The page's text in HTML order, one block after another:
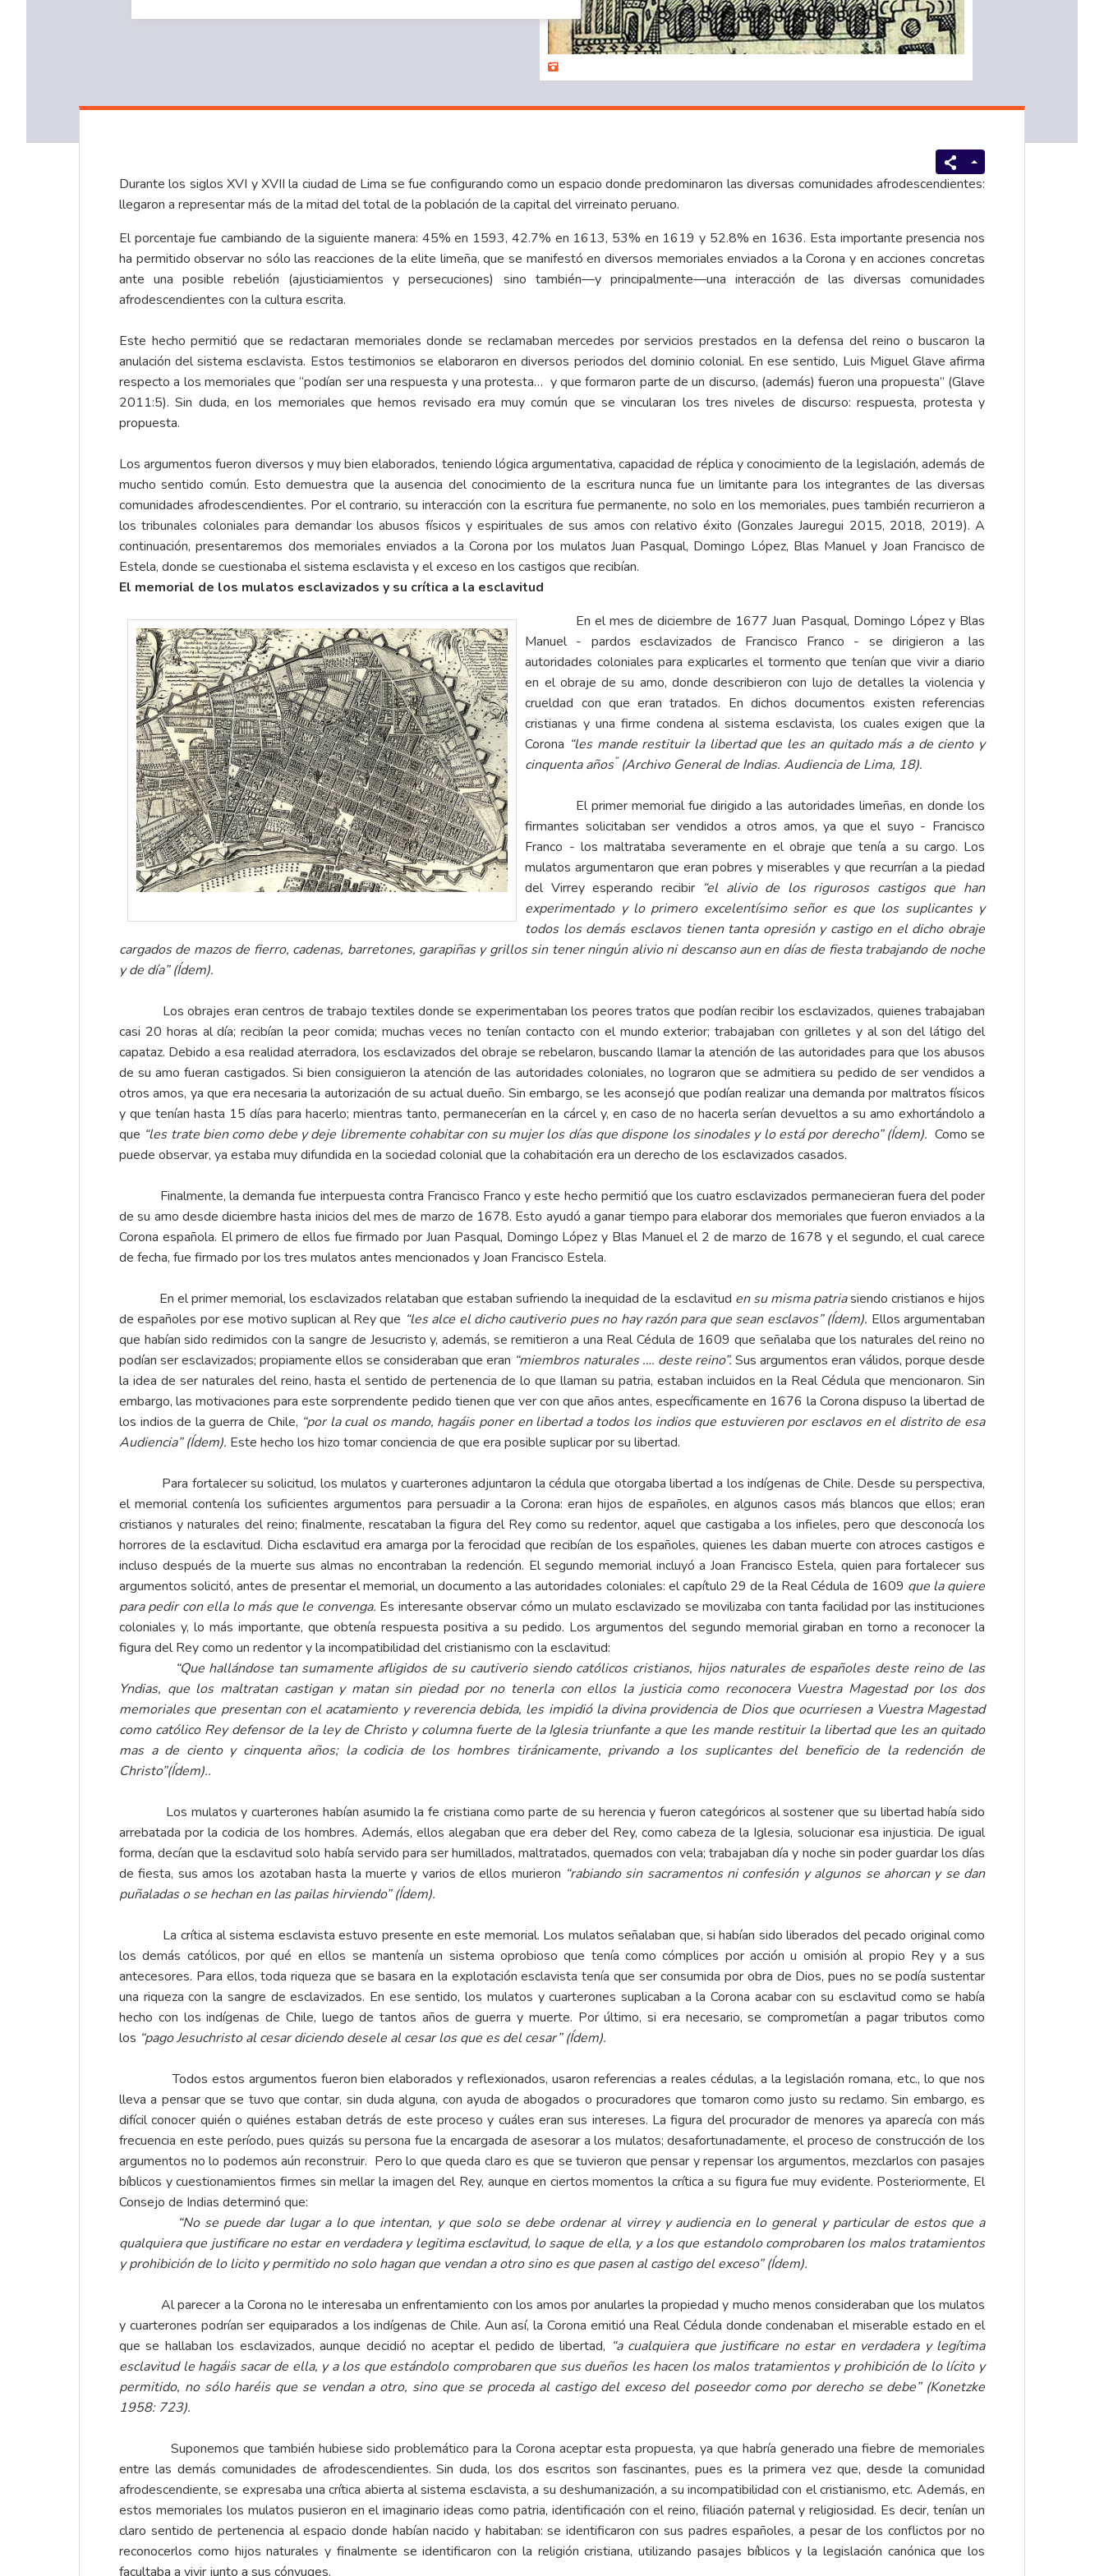
Durante los siglos XVI y XVII la ciudad de Lima se fue configurando como un espacio donde predominaron las diversas comunidades afrodescendientes:
llegaron a representar más de la mitad del total de la población de la capital del virreinato peruano.
El porcentaje fue cambiando de la siguiente manera: 45% en 1593, 42.7% en 1613, 53% en 1619 y 52.8% en 1636. Esta importante presencia nos
ha permitido observar no sólo las reacciones de la elite limeña, que se manifestó en diversos memoriales enviados a la Corona y en acciones concretas
ante una posible rebelión (ajusticiamientos y persecuciones) sino también—y principalmente—una interacción de las diversas comunidades
afrodescendientes con la cultura escrita.
Este hecho permitió que se redactaran memoriales donde se reclamaban mercedes por servicios prestados en la defensa del reino o buscaron la
anulación del sistema esclavista. Estos testimonios se elaboraron en diversos periodos del dominio colonial. En ese sentido, Luis Miguel Glave afirma
respecto a los memoriales que “podían ser una respuesta y una protesta… y que formaron parte de un discurso, (además) fueron una propuesta” (Glave
2011:5). Sin duda, en los memoriales que hemos revisado era muy común que se vincularan los tres niveles de discurso: respuesta, protesta y
propuesta.
Los argumentos fueron diversos y muy bien elaborados, teniendo lógica argumentativa, capacidad de réplica y conocimiento de la legislación, además de
mucho sentido común. Esto demuestra que la ausencia del conocimiento de la escritura nunca fue un limitante para los integrantes de las diversas
comunidades afrodescendientes. Por el contrario, su interacción con la escritura fue permanente, no solo en los memoriales, pues también recurrieron a
los tribunales coloniales para demandar los abusos físicos y espirituales de sus amos con relativo éxito (Gonzales Jauregui 2015, 2018, 2019). A
continuación, presentaremos dos memoriales enviados a la Corona por los mulatos Juan Pasqual, Domingo López, Blas Manuel y Joan Francisco de
Estela, donde se cuestionaba el sistema esclavista y el exceso en los castigos que recibían.
El memorial de los mulatos esclavizados y su crítica a la esclavitud
En el mes de diciembre de 1677Juan Pasqual, Domingo López y Blas
Manuel- pardos esclavizados de Francisco Franco - se dirigieron a las
autoridades coloniales para explicarles el tormento que tenían que vivir a diario
en el obraje de su amo, donde describieron con lujo de detalles la violencia y
crueldad con que eran tratados. En dichos documentos existen referencias
cristianas y una firme condena al sistema esclavista, los cuales exigen que la
Corona “les mande restituir la libertad que les an quitado más a de ciento y
cinquenta años” (Archivo General de Indias. Audiencia de Lima, 18).
El primer memorial fue dirigido a las autoridades limeñas, en donde los
firmantes solicitaban ser vendidos a otros amos, ya que el suyo - Francisco
Franco - los maltrataba severamente en el obraje que tenía a su cargo. Los
mulatos argumentaron que eran pobres y miserables y que recurrían a la piedad
del Virrey esperando recibir “el alivio de los rigurosos castigos que han
experimentado y lo primero excelentísimo señor es que los suplicantes y
todos los demás esclavos tienen tanta opresión y castigo en el dicho obraje
cargados de mazos de fierro, cadenas, barretones, garapiñas y grillos sin tener ningún alivio ni descanso aun en días de fiesta trabajando de noche
y de día” (Ídem).
Los obrajes eran centros de trabajo textiles donde se experimentaban los peores tratos que podían recibir los esclavizados, quienes trabajaban
casi 20 horas al día; recibían la peor comida; muchas veces no tenían contacto con el mundo exterior; trabajaban con grilletes y al son del látigo del
capataz. Debido a esa realidad aterradora, los esclavizados del obraje se rebelaron, buscando llamar la atención de las autoridades para que los abusos
de su amo fueran castigados. Si bien consiguieron la atención de las autoridades coloniales, no lograron que se admitiera su pedido de ser vendidos a
otros amos, ya que era necesaria la autorización de su actual dueño. Sin embargo, se les aconsejó que podían realizar una demanda por maltratos físicos
y que tenían hasta 15 días para hacerlo; mientras tanto, permanecerían en la cárcel y, en caso de no hacerla serían devueltos a su amo exhortándolo a
que “les trate bien como debe y deje libremente cohabitar con su mujer los días que dispone los sinodales y lo está por derecho” (Ídem). Como se
puede observar, ya estaba muy difundida en la sociedad colonial que la cohabitación era un derecho de los esclavizados casados.
Finalmente, la demanda fue interpuesta contra Francisco Franco y este hecho permitió que los cuatro esclavizados permanecieran fuera del poder
de su amo desde diciembre hasta inicios del mes de marzo de 1678. Esto ayudó a ganar tiempo para elaborar dos memoriales que fueron enviados a la
Corona española. El primero de ellos fue firmado por Juan Pasqual, Domingo López y Blas Manuel el 2 de marzo de 1678 y el segundo, el cual carece
de fecha, fue firmado por los tres mulatos antes mencionados y Joan Francisco Estela.
En el primer memorial, los esclavizados relataban que estaban sufriendo la inequidad de la esclavitud en su misma patriasiendo cristianos e hijos
de españoles por ese motivo suplican al Rey que “les alce el dicho cautiverio pues no hay razón para que sean esclavos”(Ídem). Ellos argumentaban
que habían sido redimidos con la sangre de Jesucristo y, además, se remitieron a una Real Cédula de 1609 que señalaba que los naturales del reino no
podían ser esclavizados; propiamente ellos se consideraban que eran “miembros naturales …. deste reino”. Sus argumentos eran válidos, porque desde
la idea de ser naturales del reino, hasta el sentido de pertenencia de lo que llaman su patria, estaban incluidos en la Real Cédula que mencionaron. Sin
embargo, las motivaciones para este sorprendente pedido tienen que ver con que años antes, específicamente en 1676 la Corona dispuso la libertad de
los indios de la guerra de Chile, “por la cual os mando, hagáis poner en libertad a todos los indios que estuvieren por esclavos en el distrito de esa
Audiencia”(Ídem). Este hecho los hizo tomar conciencia de que era posible suplicar por su libertad.
Para fortalecer su solicitud, los mulatos y cuarterones adjuntaron la cédula que otorgaba libertad a los indígenas de Chile. Desde su perspectiva,
el memorial contenía los suficientes argumentos para persuadir a la Corona: eran hijos de españoles, en algunos casos más blancos que ellos; eran
cristianos y naturales del reino; finalmente, rescataban la figura del Rey como su redentor, aquel que castigaba a los infieles, pero que desconocía los
horrores de la esclavitud. Dicha esclavitud era amarga por la ferocidad que recibían de los españoles, quienes les daban muerte con atroces castigos e
incluso después de la muerte sus almas no encontraban la redención. El segundo memorial incluyó a Joan Francisco Estela, quien para fortalecer sus
argumentos solicitó, antes de presentar el memorial, un documento a las autoridades coloniales: el capítulo 29 de la Real Cédula de 1609 que la quiere
para pedir con ella lo más que le convenga. Es interesante observar cómo un mulato esclavizado se movilizaba con tanta facilidad por las instituciones
coloniales y, lo más importante, que obtenía respuesta positiva a su pedido. Los argumentos del segundo memorial giraban en torno a reconocer la
figura del Rey como un redentor y la incompatibilidad del cristianismo con la esclavitud:
“Que hallándose tan sumamente afligidos de su cautiverio siendo católicos cristianos, hijos naturales de españoles deste reino de las
Yndias, que los maltratan castigan y matan sin piedad por no tenerla con ellos la justicia como reconocera Vuestra Magestad por los dos
memoriales que presentan con el acatamiento y reverencia debida, les impidió la divina providencia de Dios que ocurriesen a Vuestra Magestad
como católico Rey defensor de la ley de Christo y columna fuerte de la Iglesia triunfante a que les mande restituir la libertad que les an quitado
mas a de ciento y cinquenta años; la codicia de los hombres tiránicamente, privando a los suplicantes del beneficio de la redención de
Christo”(Ídem)..
Los mulatos y cuarterones habían asumido la fe cristiana como parte de su herencia y fueron categóricos al sostener que su libertad había sido
arrebatada por la codicia de los hombres. Además, ellos alegaban que era deber del Rey, como cabeza de la Iglesia, solucionar esa injusticia. De igual
forma, decían que la esclavitud solo había servido para ser humillados, maltratados, quemados con vela; trabajaban día y noche sin poder guardar los días
de fiesta, sus amos los azotaban hasta la muerte y varios de ellos murieron “rabiando sin sacramentos ni confesión y algunos se ahorcan y se dan
puñaladas o se hechan en las pailas hirviendo” (Ídem).
La crítica al sistema esclavista estuvo presente en este memorial. Los mulatos señalaban que, si habían sido liberados del pecado original como
los demás católicos, por qué en ellos se mantenía un sistema oprobioso que tenía como cómplices por acción u omisión al propio Rey y a sus
antecesores. Para ellos, toda riqueza que se basara en la explotación esclavista tenía que ser consumida por obra de Dios, pues no se podía sustentar
una riqueza con la sangre de esclavizados. En ese sentido, los mulatos y cuarterones suplicaban a la Corona acabar con su esclavitud como se había
hecho con los indígenas de Chile, luego de tantos años de guerra y muerte. Por último, si era necesario, se comprometían a pagar tributos como
los “pago Jesuchristo al cesar diciendo desele al cesar los que es del cesar” (Ídem).
Todos estos argumentos fueron bien elaborados y reflexionados, usaron referencias a reales cédulas, a la legislación romana, etc., lo que nos
lleva a pensar que se tuvo que contar, sin duda alguna, con ayuda de abogados o procuradores que tomaron como justo su reclamo. Sin embargo, es
difícil conocer quién o quiénes estaban detrás de este proceso y cuáles eran sus intereses. La figura del procurador de menores ya aparecía con más
frecuencia en este período, pues quizás su persona fue la encargada de asesorar a los mulatos; desafortunadamente, el proceso de construcción de los
argumentos no lo podemos aún reconstruir. Pero lo que queda claro es que se tuvieron que pensar y repensar los argumentos, mezclarlos con pasajes
bíblicos y cuestionamientos firmes sin mellar la imagen del Rey, aunque en ciertos momentos la crítica a su figura fue muy evidente. Posteriormente, El
Consejo de Indias determinó que:
“No se puede dar lugar a lo que intentan, y que solo se debe ordenar al virrey y audiencia en lo general y particular de estos que a
qualquiera que justificare no estar en verdadera y legitima esclavitud, lo saque de ella, y a los que estandolo comprobaren los malos tratamientos
y prohibición de lo licito y permitido no solo hagan que vendan a otro sino es que pasen al castigo del exceso” (Ídem).
Al parecer a la Corona no le interesaba un enfrentamiento con los amos por anularles la propiedad y mucho menos consideraban que los mulatos
y cuarterones podrían ser equiparados a los indígenas de Chile. Aun así, la Corona emitió una Real Cédula donde condenaban el miserable estado en el
que se hallaban los esclavizados, aunque decidió no aceptar el pedido de libertad, “a cualquiera que justificare no estar en verdadera y legítima
esclavitud le hagáis sacar de ella, y a los que estándolo comprobaren que sus dueños les hacen los malos tratamientos y prohibición de lo lícito y
permitido, no sólo haréis que se vendan a otro, sino que se proceda al castigo del exceso del poseedor como por derecho se debe” (Konetzke
1958: 723).
Suponemos que también hubiese sido problemático para la Corona aceptar esta propuesta, ya que habría generado una fiebre de memoriales
entre las demás comunidades de afrodescendientes. Sin duda, los dos escritos son fascinantes, pues es la primera vez que, desde la comunidad
afrodescendiente, se expresaba una crítica abierta al sistema esclavista, a su deshumanización, a su incompatibilidad con el cristianismo, etc. Además, en
estos memoriales los mulatos pusieron en el imaginario ideas como patria, identificación con el reino, filiación paternal y religiosidad. Es decir, tenían un
claro sentido de pertenencia al espacio donde habían nacido y habitaban: se identificaron con sus padres españoles, a pesar de los conflictos por no
reconocerlos como hijos naturales y finalmente se identificaron con la religión cristiana, utilizando pasajes bíblicos y la legislación canónica que los
facultaba a vivir junto a sus cónyuges.